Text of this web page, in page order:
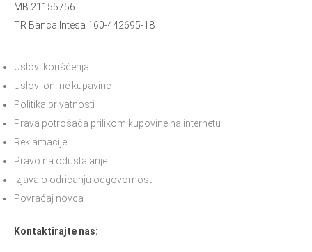
MB 21155756
TR Banca Intesa 160-442695-18
Uslovi korišćenja
Uslovi online kupavine
Politika privatnosti
Prava potrošača prilikom kupovine na internetu
Reklamacije
Pravo na odustajanje
Izjava o odricanju odgovornosti
Povraćaj novca
Kontaktirajte nas: